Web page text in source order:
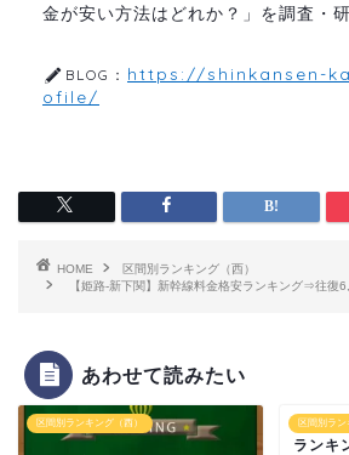
金が安い方法はどれか？」を調査・
BLOG： https://shinkansen-
ofile/
HOME
区間別ランキング（西）
【姫路-新下関】新幹線料金格安ランキング⇒往復
あわせて読みたい
区間別ランキング（西） 区間別ラン
【福山
ランキ